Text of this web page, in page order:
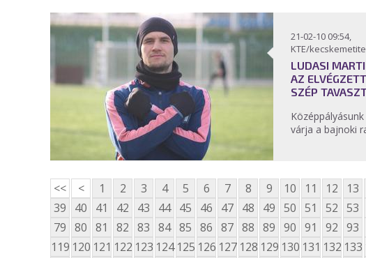
21-02-10 09:54,
KTE/
LUDASI
AZ
SZÉP
várja a bajnoki
<< < 1 2 3 4 5 6 7 8 9 10 11 12 13
39
40 41 42 43 44 45 46 47 48 49 50 51 52 53
79 80 81 82 83 84 85 86 87 88 89 90 91 92 93
119 120 121 122 123 124 125 126 127 128 129 130 131 132 133